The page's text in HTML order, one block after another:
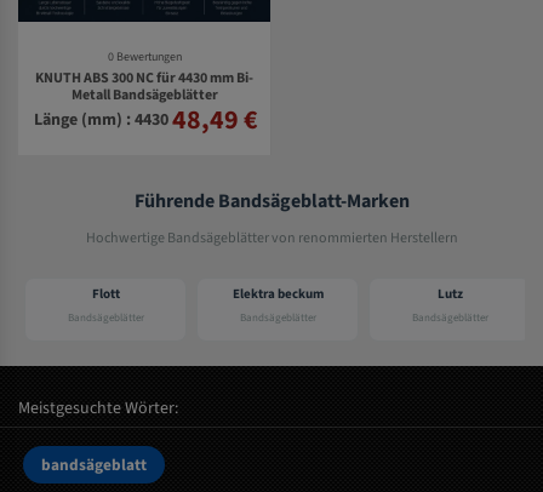
0 Bewertungen
KNUTH ABS 300 NC für 4430 mm Bi-
Metall Bandsägeblätter
Länge (mm) : 443048,49 €
Führende Bandsägeblatt-Marken
Hochwertige Bandsägeblätter von renommierten Herstellern
Flott
Bandsägeblätter
Elektra beckum
Bandsägeblätter
Lutz
Bandsägeblätter
Meistgesuchte Wörter:
bandsägeblatt